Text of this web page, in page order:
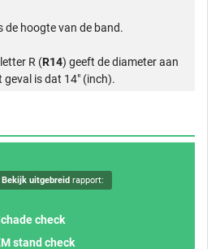
de hoogte van de band.
R (R14) geeft de diameter aan
is dat 14" (inch).
Bekijk uitgebreid rapport:
check
stand check